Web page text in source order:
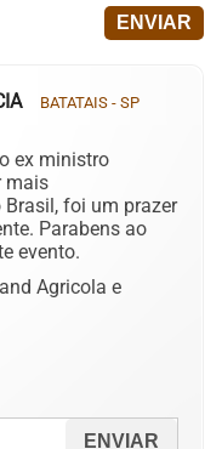
BATATAIS - SP
ex ministro
mais
foi um prazer
Parabens ao
evento.
Agricola e